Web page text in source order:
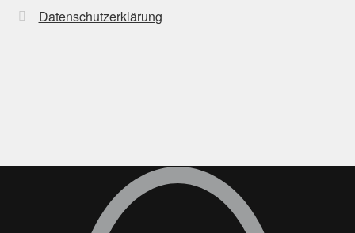
Datenschutzerklärung